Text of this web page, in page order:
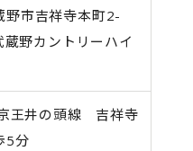
野市吉祥寺本町2-
野カントリーハイ
王井の頭線 吉祥寺
5分